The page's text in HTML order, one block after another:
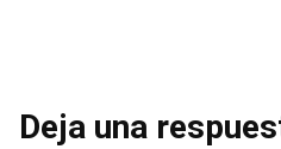
Deja una